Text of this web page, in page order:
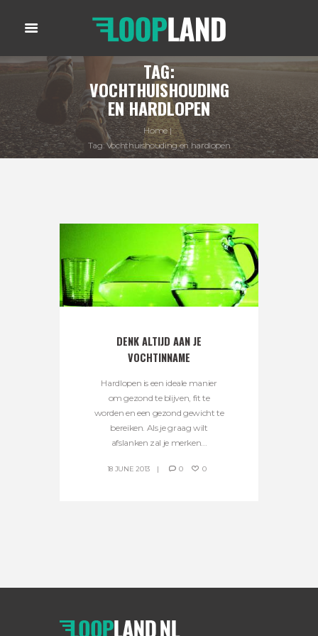
TAG:
VOCHTHUISHOUDING
EN HARDLOPEN
Home
Tag: Vochthuishouding en hardlopen
DENK ALTIJD AAN JE
VOCHTINNAME
Hardlopen is een ideale manier
om gezond te blijven, fit te
worden en een gezond gewicht te
bereiken. Als je graag wilt
afslanken zal je merken...
18 JUNE 2013 0 0